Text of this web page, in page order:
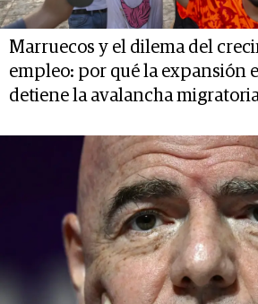
Marruecos y el dilema del
empleo: por qué la expansión
detiene la avalancha